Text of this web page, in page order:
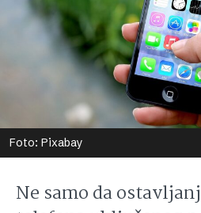
Foto: Pixabay
Ne samo da